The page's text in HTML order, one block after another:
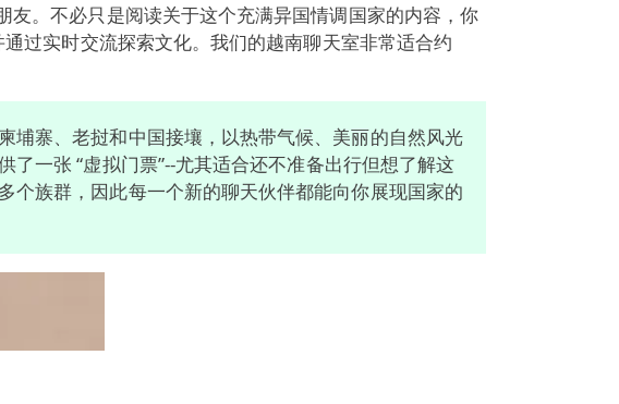
友。不必只是阅读关于这个充满异国情调国家的内容，你
过实时交流探索文化。我们的越南聊天室非常适合约
埔寨、老挝和中国接壤，以热带气候、美丽的自然风光
一张 “虚拟门票”--尤其适合还不准备出行但想了解这
个族群，因此每一个新的聊天伙伴都能向你展现国家的